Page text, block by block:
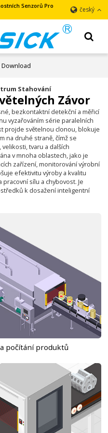
Senzorů Pro
český
Stahování
Závor
bezkontaktní detekční a měřicí
vyzařováním série paralelních
projde světelnou clonou, blokuje
na druhé straně, čímž se
tvaru a dalších
v mnoha oblastech, jako je
zařízení, monitorování výrobní
efektivitu výroby a kvalitu
sílu a chybovost. Je
k dosažení inteligentní
počítání produktů